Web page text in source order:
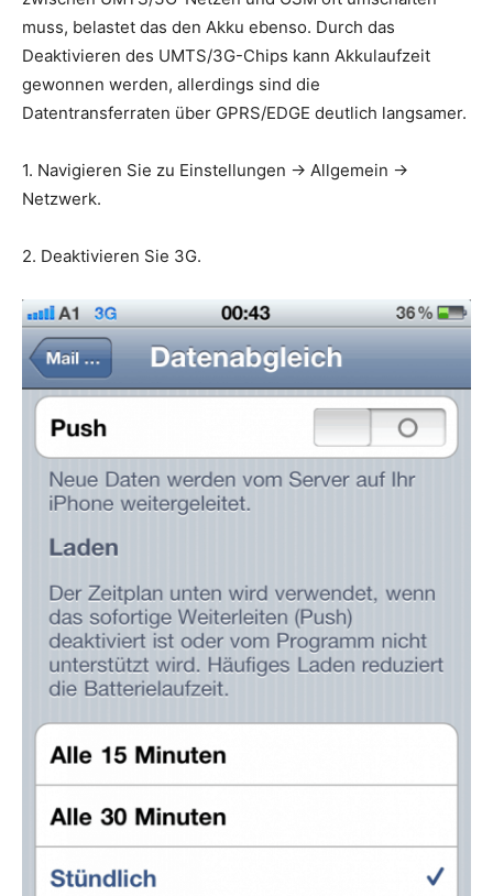
muss, belastet das den Akku ebenso. Durch das
Deaktivieren des UMTS/3G-Chips kann Akkulaufzeit
gewonnen werden, allerdings sind die
Datentransferraten über GPRS/EDGE deutlich langsamer.
1. Navigieren Sie zu Einstellungen -> Allgemein ->
Netzwerk.
2. Deaktivieren Sie 3G.